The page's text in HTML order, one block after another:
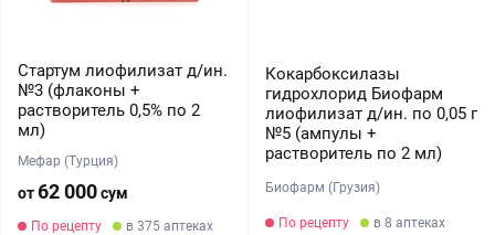
Стартум лиофилизат д/ин.
№3 (флаконы +
растворитель 0,5% по 2
мл)
Мефар (Турция)
от62 000сум
По рецепту в 375 аптеках
Кокарбоксилазы
гидрохлорид Биофарм
лиофилизат д/ин. по 0,05 г
№5 (ампулы +
растворитель по 2 мл)
Биофарм (Грузия)
По рецепту в 8 аптеках